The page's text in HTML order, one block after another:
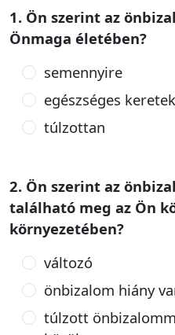
1. Ön szerint az
Önmaga életében?
semennyire
egészséges
túlzottan
2. Ön szerint az
található meg az Ön
környezetében?
változó
önbizalom hiány
túlzott